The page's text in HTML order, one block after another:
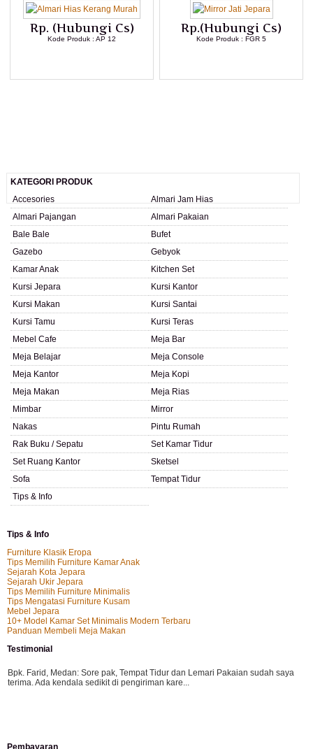
Rp. (Hubungi Cs)
Kode Produk : AP 12
Rp.(Hubungi Cs)
Kode Produk : FGR 5
KATEGORI PRODUK
Accesories
Almari Jam Hias
Almari Pajangan
Almari Pakaian
Bale Bale
Bufet
Gazebo
Gebyok
Kamar Anak
Kitchen Set
Kursi Jepara
Kursi Kantor
Kursi Makan
Kursi Santai
Kursi Tamu
Kursi Teras
Mebel Cafe
Meja Bar
Meja Belajar
Meja Console
Meja Kantor
Meja Kopi
Meja Makan
Meja Rias
Mimbar
Mirror
Nakas
Pintu Rumah
Rak Buku / Sepatu
Set Kamar Tidur
Set Ruang Kantor
Sketsel
Sofa
Tempat Tidur
Tips & Info
Tips & Info
Furniture Klasik Eropa
Tips Memilih Furniture Kamar Anak
Sejarah Kota Jepara
Sejarah Ukir Jepara
Tips Memilih Furniture Minimalis
Tips Mengatasi Furniture Kusam
Mebel Jepara
10+ Model Kamar Set Minimalis Modern Terbaru
Panduan Membeli Meja Makan
Testimonial
Bpk. Farid, Medan: Sore pak, Tempat Tidur dan Lemari Pakaian sudah saya
terima. Ada kendala sedikit di pengiriman kare...
Pembayaran